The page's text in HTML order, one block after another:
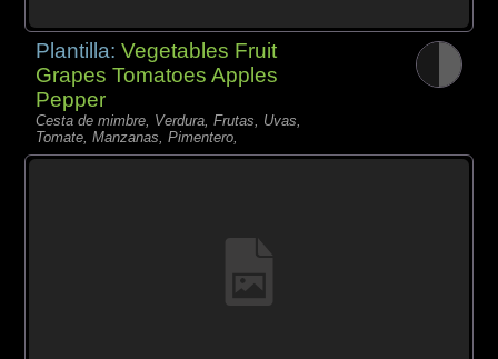
Plantilla:Vegetables Fruit
Grapes Tomatoes Apples
Pepper
Cesta de mimbre, Verdura, Frutas, Uvas,
Tomate, Manzanas, Pimentero,